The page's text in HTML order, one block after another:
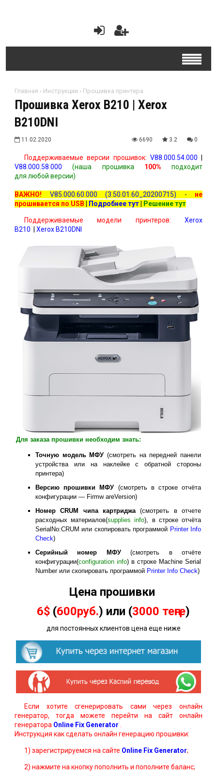
Главная › Инструкции › Прошивка принтера
Прошивка Xerox B210 | Xerox
B210DNI
11.02.2020 6690 3.2 0
Поддерживаемые версии прошивок: V88.000.54.000
V88.000.58.000(наша прошивка 100% подходит
для любой версии)
ВАЖНО! V85.000.60.000 (3.50.01.60_20200715) - не
прошивается по USB
Подробнее тут Решение тут
Поддерживаемые модели принтеров:
Xerox
B210
Xerox B210DNI
Для заказа прошивки необходим знать:
Точную модель МФУ (смотреть на передней панели
устройства или на наклейке с обратной стороны
принтера)
Версию прошивки МФУ (смотреть в строке отчёта
конфигурации — Firmw areVersion)
НомерCRUM чипа картриджа
(смотреть в отчете
расходных материалов(supplies info), в строке отчёта
SerialNo:CRUM или скопировать программой Printer Info
Check)
Серийный номер МФУ
(смотреть в отчёте
конфигурации(configuration info) в строке Machine Serial
Number или скопировать программой Printer Info Check)
Цена прошивки
6$ (600руб.) или (3000 теңге)
для постоянных клиентов цена еще ниже
Если хотите сгенерировать сами через онлайн
генератор, тогда можете перейти на сайт онлайн
генератора Online Fix Generator
Инструкция как сделать онлайн генерацию прошивки:
1) зарегистрируемся на сайте Online Fix Generator;
2) нажмите на кнопку пополнить и пополните баланс;